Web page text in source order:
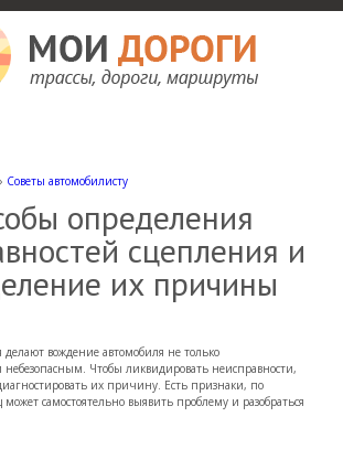
Советы автомобилисту
определения
сцепления и
их причины
вождение автомобиля не только
Чтобы ликвидировать неисправности,
их причину. Есть признаки, по
может самостоятельно выявить проблему и разобраться